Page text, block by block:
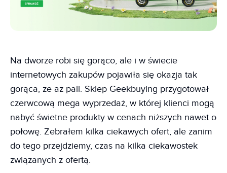
Na dworze robi się gorąco, ale i w świecie
internetowych zakupów pojawiła się okazja tak
gorąca, że aż pali. Sklep Geekbuying przygotował
czerwcową mega wyprzedaż, w której klienci mogą
nabyć świetne produkty w cenach niższych nawet o
połowę. Zebrałem kilka ciekawych ofert, ale zanim
do tego przejdziemy, czas na kilka ciekawostek
związanych z ofertą.